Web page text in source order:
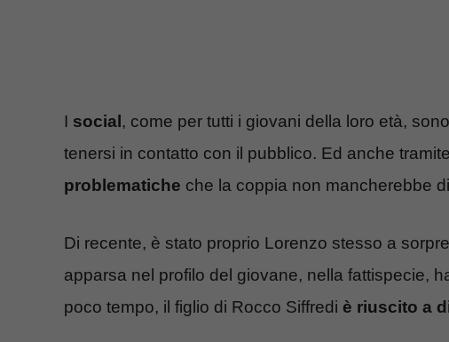
I social , come per tutti i giovani della loro età,
tenersi in contatto con il pubblico. Ed anche
problematiche che la coppia non mancherebbe
Di recente, è stato proprio Lorenzo stesso a
apparsa nel profilo del giovane, nella fattispecie,
poco tempo, il figlio di Rocco Siffredi è riuscito a